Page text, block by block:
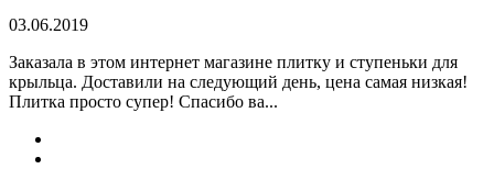
03.06.2019
Заказала в этом интернет магазине плитку и ступеньки для
крыльца. Доставили на следующий день, цена самая низкая!
Плитка просто супер! Спасибо ва...